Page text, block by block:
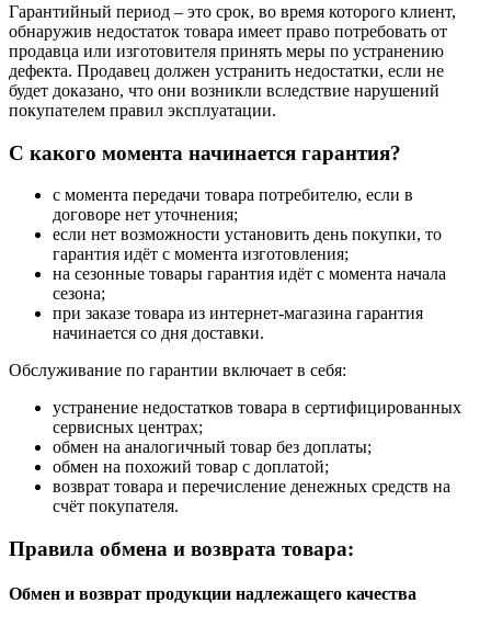
Гарантийный период – это срок, во время которого клиент,
обнаружив недостаток товара имеет право потребовать от
продавца или изготовителя принять меры по устранению
дефекта. Продавец должен устранить недостатки, если не
будет доказано, что они возникли вследствие нарушений
покупателем правил эксплуатации.
С какого момента начинается гарантия?
с момента передачи товара потребителю, если в
договоре нет уточнения;
если нет возможности установить день покупки, то
гарантия идёт с момента изготовления;
на сезонные товары гарантия идёт с момента начала
сезона;
при заказе товара из интернет-магазина гарантия
начинается со дня доставки.
Обслуживание по гарантии включает в себя:
устранение недостатков товара в сертифицированных
сервисных центрах;
обмен на аналогичный товар без доплаты;
обмен на похожий товар с доплатой;
возврат товара и перечисление денежных средств на
счёт покупателя.
Правила обмена и возврата товара:
Обмен и возврат продукции надлежащего качества